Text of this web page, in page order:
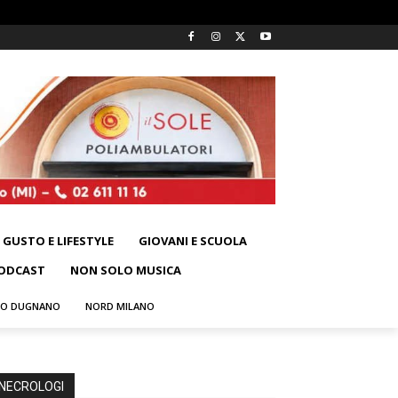
GUSTO E LIFESTYLE
GIOVANI E SCUOLA
NON SOLO MUSICA
DUGNANO NORD MILANO
NECROLOGI